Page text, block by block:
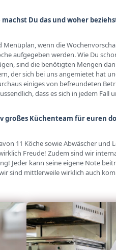
Du das und woher
wenn die
aufgegeben werden. Wie Du
sind die benötigten Mengen
der sich bei uns angemietet hat
einiges von befreundeten
dass es sich in jedem Fall
Küchenteam für euren
11 Köche sowie Abwäscher
Freude! Zudem sind wir
Jeder kann seine eigene Note
sind mittlerweile wirklich auch